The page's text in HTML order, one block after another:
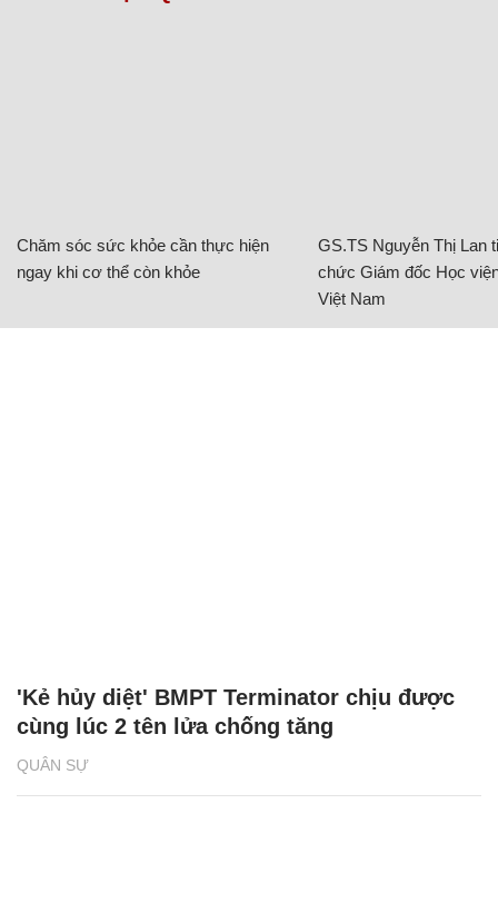
Chăm sóc sức khỏe cần thực hiện
ngay khi cơ thể còn khỏe
GS.TS Nguyễn Thị Lan
chức Giám đốc Học
Việt Nam
QUÂN SỰ
'Kẻ hủy diệt' BMPT Terminator chịu được
cùng lúc 2 tên lửa chống tăng